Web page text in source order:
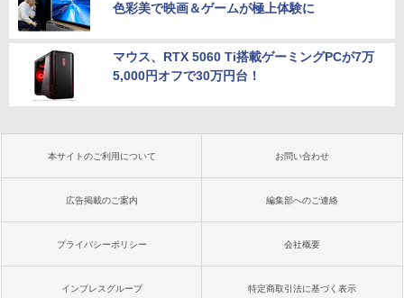
色彩美で映画＆ゲームが極上体験に
マウス、RTX 5060 Ti搭載ゲーミングPCが7万
5,000円オフで30万円台！
本サイトのご利用について お問い合わせ
広告掲載のご案内 編集部へのご連絡
プライバシーポリシー 会社概要
インプレスグループ 特定商取引法に基づく表示